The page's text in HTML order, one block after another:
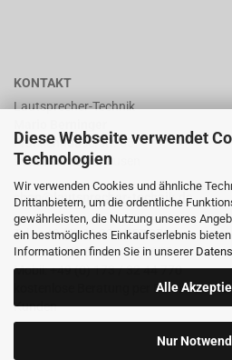
Diese Webseite verwendet
Technologien
Wir verwenden Cookies und ähnliche
Drittanbietern, um die ordentliche
gewährleisten, die Nutzung unseres
ein bestmögliches Einkaufserlebnis
Informationen finden Sie in unserer
Alle
Nur
KONTAKT
Lautsprecher-Technik
Frankenhäuserstr. 65
99706 Sondershausen
shop@lautsprecher-technik.de
Tel.: +49 (0) 36 32 / 757 876
Fax: +49 (0) 36 32 / 757 875
Mobil: +49 (0) 173 / 32 44 770
kostenlose Beratung per Email oder
Kunden